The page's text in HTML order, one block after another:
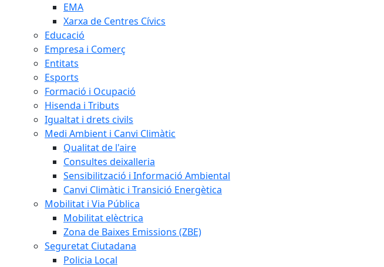
EMA
Xarxa de Centres Cívics
Educació
Empresa i Comerç
Entitats
Esports
Formació i Ocupació
Hisenda i Tributs
Igualtat i drets civils
Medi Ambient i Canvi Climàtic
Qualitat de l'aire
Consultes deixalleria
Sensibilització i Informació Ambiental
Canvi Climàtic i Transició Energètica
Mobilitat i Via Pública
Mobilitat elèctrica
Zona de Baixes Emissions (ZBE)
Seguretat Ciutadana
Policia Local